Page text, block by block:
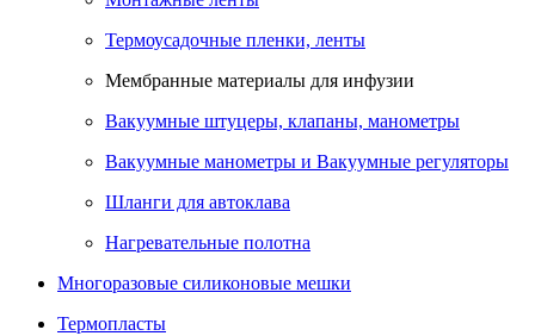
Термоусадочные пленки, ленты
Мембранные материалы для инфузии
Вакуумные штуцеры, клапаны, манометры
Вакуумные манометры и Вакуумные регуляторы
Шланги для автоклава
Нагревательные полотна
Многоразовые силиконовые мешки
Термопласты